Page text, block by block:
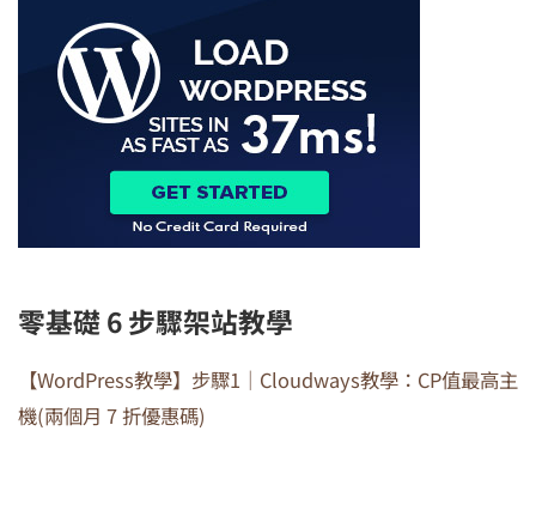
零基礎 6 步驟架站教學
【WordPress教學】步驟1｜Cloudways教學：CP值最高主
機(兩個月 7 折優惠碼)